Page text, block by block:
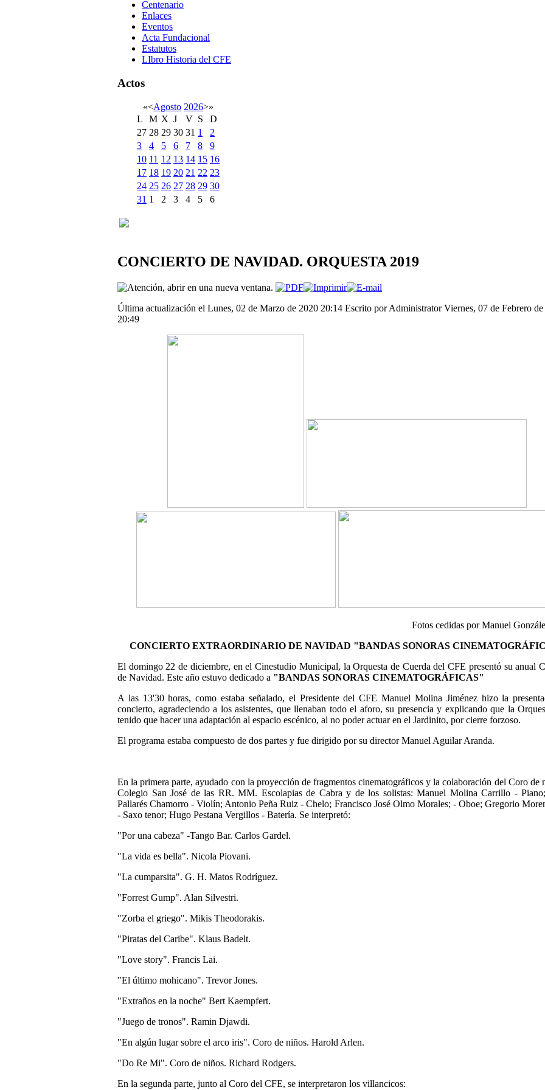
Centenario
Enlaces
Eventos
Acta Fundacional
Estatutos
LIbro Historia del CFE
Actos
«<Agosto 2026>»
L
M X J V S
D
27 28 29 30 31 1
2
3
4 5 6 7 8
9
10 11 12 13 14 15 16
17 18 19 20 21 22 23
24 25 26 27 28 29 30
31 1 2 3 4 5 6
CONCIERTO DE NAVIDAD. ORQUESTA 2019
Última actualización el Lunes, 02 de Marzo de 2020 20:14 Escrito por AdministratorViernes, 07 de Febrero
20:49
Fotos cedidas por Manuel
CONCIERTO EXTRAORDINARIO DE NAVIDAD "BANDAS SONORAS
El domingo 22 de diciembre, en el Cinestudio Municipal, la Orquesta de Cuerda del CFE presentó su anual
de Navidad. Este año estuvo dedicado a "BANDAS SONORAS CINEMATOGRÁFICAS"
A las 13'30 horas, como estaba señalado, el Presidente del CFE Manuel Molina Jiménez hizo la
concierto, agradeciendo a los asistentes, que llenaban todo el aforo, su presencia y explicando que la
tenido que hacer una adaptación al espacio escénico, al no poder actuar en el Jardinito, por cierre forzoso.
El programa estaba compuesto de dos partes y fue dirigido por su director Manuel Aguilar Aranda.
En la primera parte, ayudado con la proyección de fragmentos cinematográficos y la colaboración del Coro de
Colegio San José de las RR. MM. Escolapias de Cabra y de los solistas: Manuel Molina Carrillo -
Pallarés Chamorro - Violín; Antonio Peña Ruiz - Chelo; Francisco José Olmo Morales; - Oboe; Gregorio
- Saxo tenor; Hugo Pestana Vergillos - Batería. Se interpretó:
"Por una cabeza" -Tango Bar. Carlos Gardel.
"La vida es bella". Nicola Piovani.
"La cumparsita". G. H. Matos Rodríguez.
"Forrest Gump". Alan Silvestri.
"Zorba el griego". Mikis Theodorakis.
"Piratas del Caribe". Klaus Badelt.
"Love story". Francis Lai.
"El último mohicano". Trevor Jones.
"Extraños en la noche" Bert Kaempfert.
"Juego de tronos". Ramin Djawdi.
"En algún lugar sobre el arco iris". Coro de niños. Harold Arlen.
"Do Re Mi". Coro de niños. Richard Rodgers.
En la segunda parte, junto al Coro del CFE, se interpretaron los villancicos: